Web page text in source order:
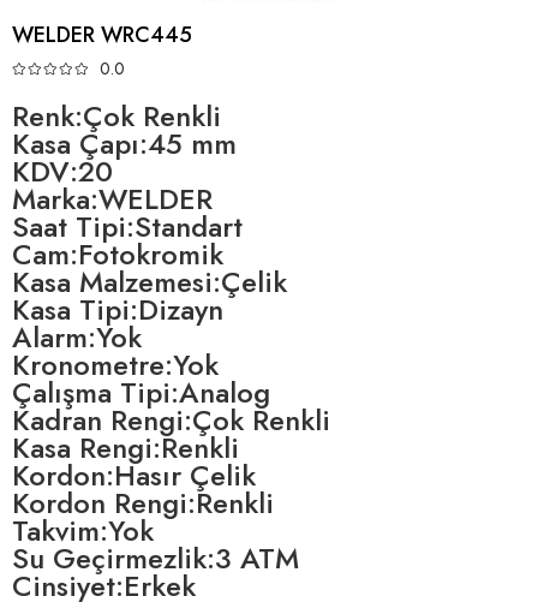
WELDER WRC445
0.0
Renk:Çok Renkli
Kasa Çapı:45 mm
KDV:20
Marka:WELDER
Saat Tipi:Standart
Cam:Fotokromik
Kasa Malzemesi:Çelik
Kasa Tipi:Dizayn
Alarm:Yok
Kronometre:Yok
Çalışma Tipi:Analog
Kadran Rengi:Çok Renkli
Kasa Rengi:Renkli
Kordon:Hasır Çelik
Kordon Rengi:Renkli
Takvim:Yok
Su Geçirmezlik:3 ATM
Cinsiyet:Erkek